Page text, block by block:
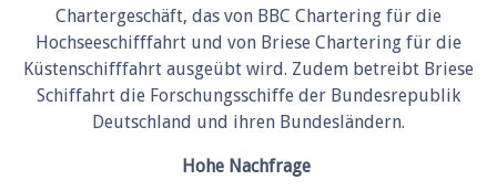
Chartergeschäft, das von BBC Chartering für die
Hochseeschifffahrt und von Briese Chartering für die
Küstenschifffahrt ausgeübt wird. Zudem betreibt Briese
Schiffahrt die Forschungsschiffe der Bundesrepublik
Deutschland und ihren Bundesländern.
Hohe Nachfrage